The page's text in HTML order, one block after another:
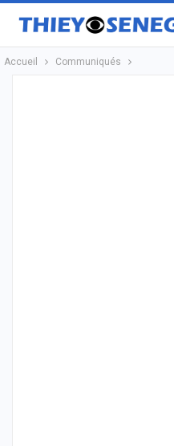
Accueil Communiqués